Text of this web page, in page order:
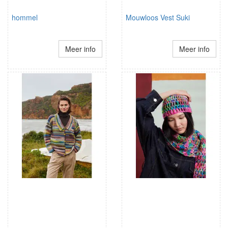
hommel
Meer info
Mouwloos Vest Suki
Meer info